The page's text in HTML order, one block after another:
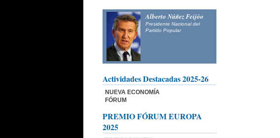
Alberto Núñez Feijóo
Presidente Nacional del
Partido Popular
Actividades Destacadas 2025-26
NUEVA ECONOMÍA
FÓRUM
PREMIO FÓRUM EUROPA
2025